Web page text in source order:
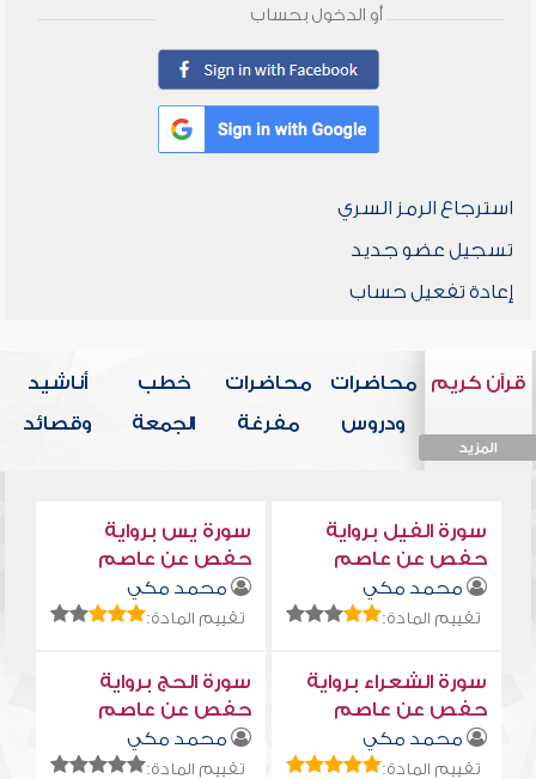
أو الدخول بحساب
استرجاع الرمز السري
تسجيل عضو جديد
إعادة تفعيل حساب
قرآن كريم
المزيد
محاضرات
ودروس
محاضرات
مفرغة
خطب
الجمعة
أناشيد
وقصائد
سورة الفيل برواية
حفص عن عاصم
محمد مكي
تقييم المادة:
سورة يس برواية
حفص عن عاصم
محمد مكي
تقييم المادة:
سورة الشعراء برواية
حفص عن عاصم
محمد مكي
تقييم المادة:
سورة الحج برواية
حفص عن عاصم
محمد مكي
تقييم المادة: